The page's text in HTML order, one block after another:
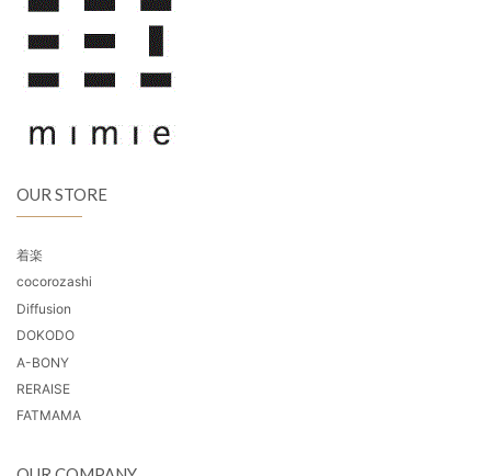
OUR STORE
着楽
cocorozashi
Diffusion
DOKODO
A-BONY
RERAISE
FATMAMA